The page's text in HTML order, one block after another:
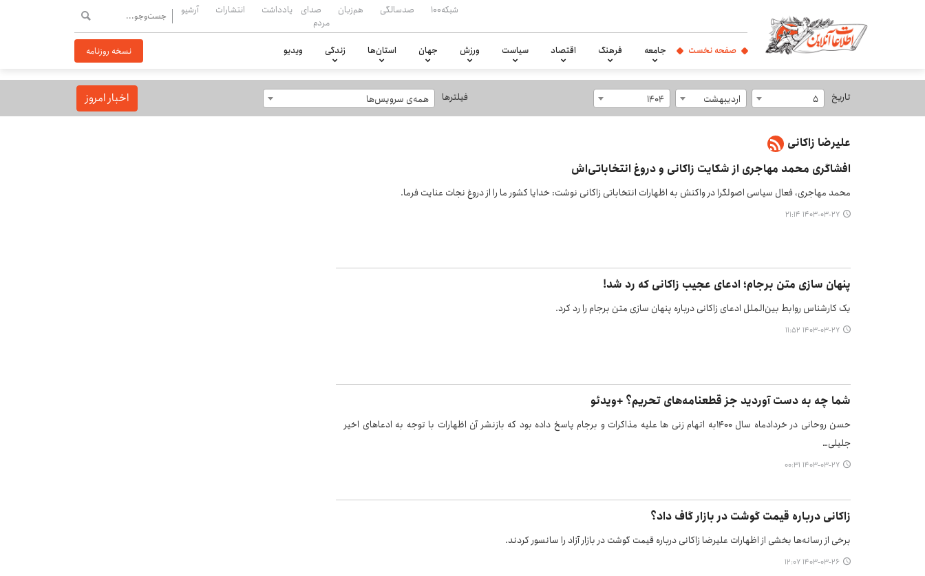
شبکه۱۰۰ صدسالگی هم‌زبان
صدای
مردم
یادداشت انتشارات آرشیو
صفحه نخست جامعه فرهنگ اقتصاد سیاست ورزش جهان استان‌ها زندگی ویدیو نسخه روزنامه
تاریخ 5 اردیبهشت 1404 فیلترها همه‌ی سرویس‌ها اخبار امروز
علیرضا زاکانی
افشاگری محمد مهاجری از شکایت زاکانی و دروغ انتخاباتی‌اش
محمد مهاجری، فعال سیاسی اصولگرا در واکنش به اظهارات انتخاباتی زاکانی نوشت: خدایا کشور ما را از دروغ نجات عنایت فرما.
۱۴۰۳-۰۳-۲۷ ۲۱:۱۴
پنهان سازی متن برجام؛ ادعای عجیب زاکانی که رد شد!
یک کارشناس روابط بین‌الملل ادعای زاکانی درباره پنهان سازی متن برجام را رد کرد.
۱۴۰۳-۰۳-۲۷ ۱۱:۵۲
شما چه به دست آوردید جز قطعنامه‌های تحریم؟ +ویدئو
حسن روحانی در خردادماه سال ۱۴۰۰به اتهام زنی ها علیه مذاکرات و برجام پاسخ داده بود که بازنشر آن اظهارات با توجه به ادعاهای اخیر
جلیلی…
۱۴۰۳-۰۳-۲۷ ۰۰:۳۱
زاکانی درباره قیمت گوشت در بازار گاف داد؟
برخی از رسانه‌ها بخشی از اظهارات علیرضا زاکانی درباره قیمت گوشت در بازار آزاد را سانسور کردند.
۱۴۰۳-۰۳-۲۶ ۱۲:۰۷